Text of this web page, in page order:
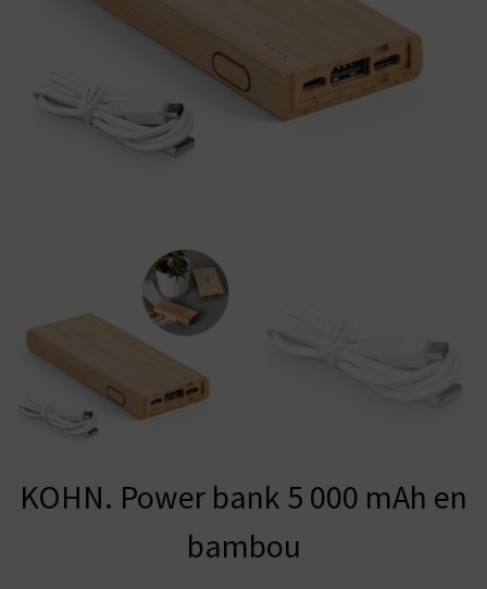
KOHN. Power bank 5 000 mAh en
bambou